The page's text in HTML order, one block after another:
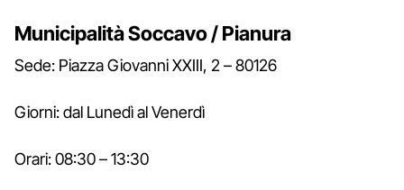
Municipalità Soccavo / Pianura
Sede: Piazza Giovanni XXIII, 2 – 80126
Giorni: dal Lunedì al Venerdì
Orari: 08:30 – 13:30